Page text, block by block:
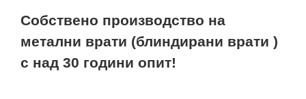
Собствено производство на
метални врати (блиндирани врати )
с над 30 години опит!